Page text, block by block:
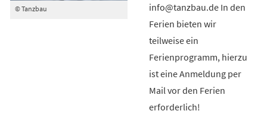
© Tanzbau
info@tanzbau.de In den
Ferien bieten wir
teilweise ein
Ferienprogramm, hierzu
ist eine Anmeldung per
Mail vor den Ferien
erforderlich!